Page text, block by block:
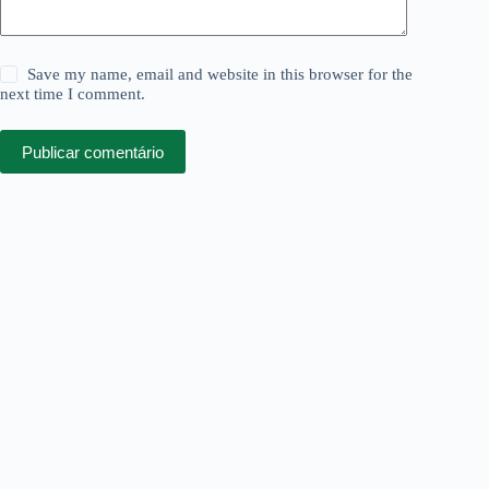
Save my name, email and website in this browser for the
next time I comment.
Publicar comentário